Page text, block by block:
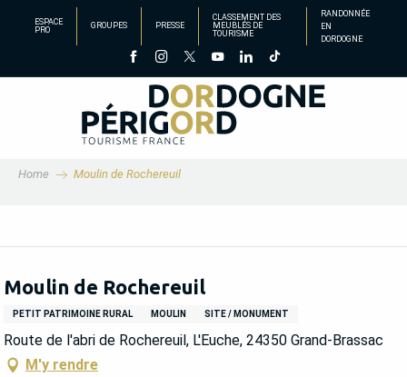
principal
ESPACE
PRO
GROUPES PRESSE
CLASSEMENT DES
MEUBLÉS DE
TOURISME
RANDONNÉE
EN
DORDOGNE
Home Moulin de Rochereuil
Moulin de Rochereuil
PETIT PATRIMOINE RURAL MOULIN SITE / MONUMENT
Route de l'abri de Rochereuil, L'Euche, 24350 Grand-Brassac
M'y rendre